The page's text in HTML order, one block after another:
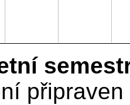
připraven